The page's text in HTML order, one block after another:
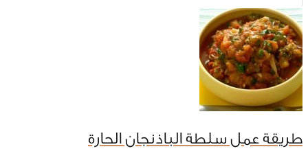
طريقة عمل سلطة الباذنجان الحارة